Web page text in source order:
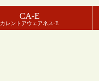
CA-E
カレントアウェアネス-E